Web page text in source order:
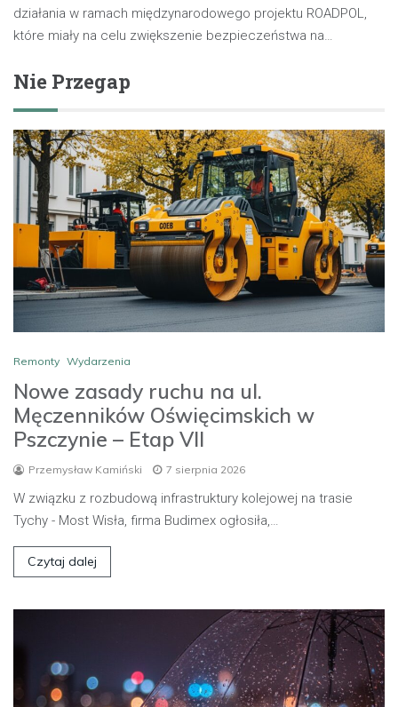
działania w ramach międzynarodowego projektu ROADPOL,
które miały na celu zwiększenie bezpieczeństwa na…
Nie Przegap
Remonty Wydarzenia
Nowe zasady ruchu na ul.
Męczenników Oświęcimskich w
Pszczynie – Etap VII
Przemysław Kamiński 7 sierpnia 2026
W związku z rozbudową infrastruktury kolejowej na trasie
Tychy - Most Wisła, firma Budimex ogłosiła,…
Czytaj dalej